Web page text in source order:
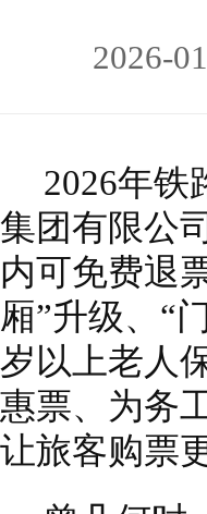
2026-
2026年铁
集团有限公
内可免费退
厢”升级、“
岁以上老人
惠票、为务
让旅客购票